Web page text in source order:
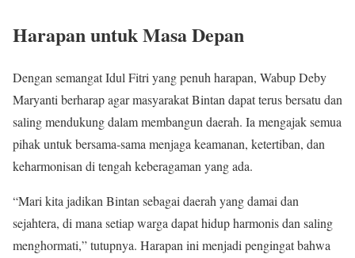
Harapan untuk Masa Depan
Dengan semangat Idul Fitri yang penuh harapan, Wabup Deby
Maryanti berharap agar masyarakat Bintan dapat terus bersatu dan
saling mendukung dalam membangun daerah. Ia mengajak semua
pihak untuk bersama-sama menjaga keamanan, ketertiban, dan
keharmonisan di tengah keberagaman yang ada.
“Mari kita jadikan Bintan sebagai daerah yang damai dan
sejahtera, di mana setiap warga dapat hidup harmonis dan saling
menghormati,” tutupnya. Harapan ini menjadi pengingat bahwa